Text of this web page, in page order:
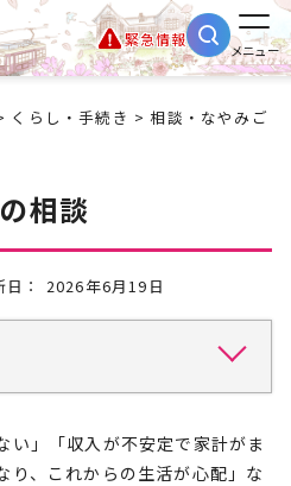
緊急情報
メニュー
くらし・手続き >相談・なやみご
相談
： 2026年6月19日
い」「収入が不安定で家計がま
り、これからの生活が心配」な